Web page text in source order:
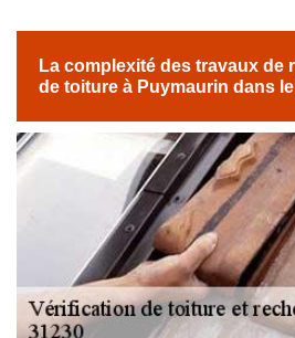
La complexité des travaux de
de toiture à Puymaurin dans